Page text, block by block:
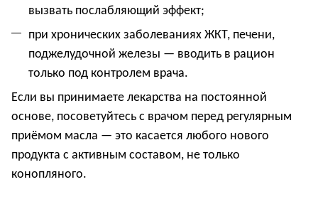
вызвать послабляющий эффект;
при хронических заболеваниях ЖКТ, печени,
поджелудочной железы — вводить в рацион
только под контролем врача.
Если вы принимаете лекарства на постоянной
основе, посоветуйтесь с врачом перед регулярным
приёмом масла — это касается любого нового
продукта с активным составом, не только
конопляного.